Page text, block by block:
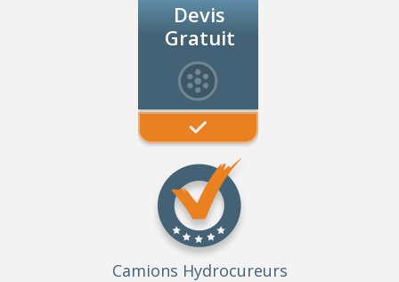
Devis
Gratuit
Camions Hydrocureurs